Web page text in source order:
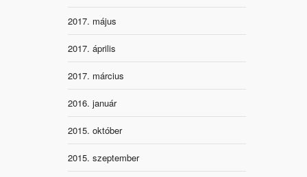
2017. május
2017. április
2017. március
2016. január
2015. október
2015. szeptember